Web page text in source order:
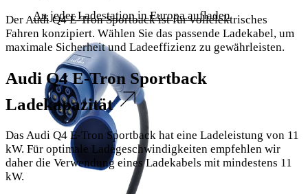
An jeder Ladestation in Europa aufladen
Der Audi Q4 E-Tron Sportback ist für vollelektrisches
Fahren konzipiert. Wählen Sie das passende Ladekabel, um
maximale Sicherheit und Ladeeffizienz zu gewährleisten.
Audi Q4 E-Tron Sportback
Ladekapazität
Das Audi Q4 E-Tron Sportback hat eine Ladeleistung von 11
kW. Für optimale Ladegeschwindigkeiten empfehlen wir
daher die Verwendung eines Ladekabels mit mindestens 11
kW.